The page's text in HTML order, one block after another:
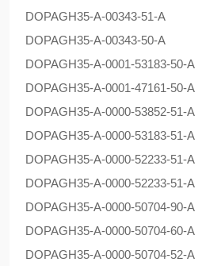
DOPAGH35-A-00343-51-A
DOPAGH35-A-00343-50-A
DOPAGH35-A-0001-53183-50-A
DOPAGH35-A-0001-47161-50-A
DOPAGH35-A-0000-53852-51-A
DOPAGH35-A-0000-53183-51-A
DOPAGH35-A-0000-52233-51-A
DOPAGH35-A-0000-52233-51-A
DOPAGH35-A-0000-50704-90-A
DOPAGH35-A-0000-50704-60-A
DOPAGH35-A-0000-50704-52-A